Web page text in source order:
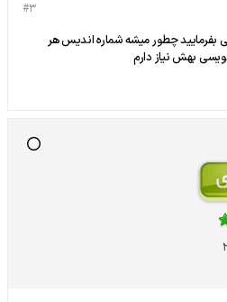
#3
چطور میشه شماره اندیس هر